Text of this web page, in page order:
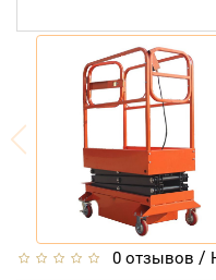
0 отзывов /